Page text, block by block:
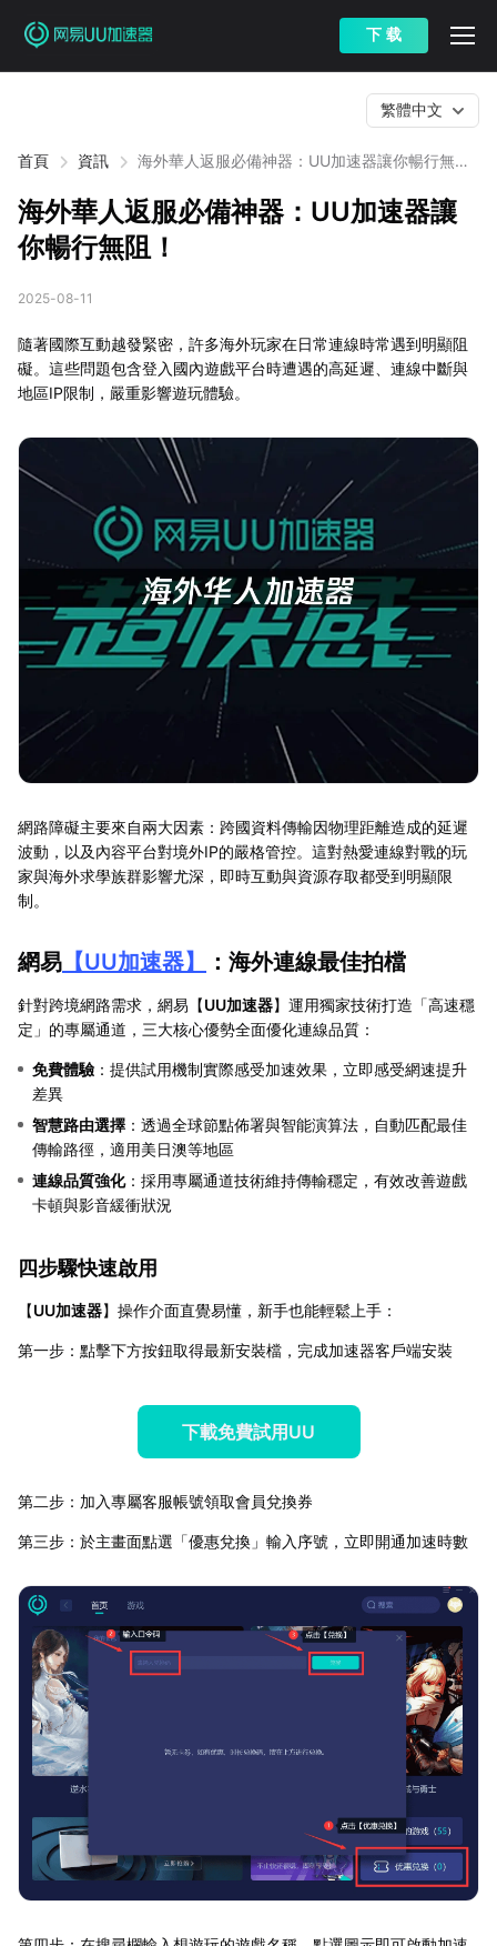
下 载
首頁 資訊
海外華人返服必備神器：UU加速器讓你暢行無
繁體中文
海外華人返服必備神器：UU加速器讓
你暢行無阻！
2025-08-11
隨著國際互動越發緊密，許多海外玩家在日常連線時常遇到明顯阻
礙。這些問題包含登入國內遊戲平台時遭遇的高延遲、連線中斷與
地區IP限制，嚴重影響遊玩體驗。
網路障礙主要來自兩大因素：跨國資料傳輸因物理距離造成的延遲
波動，以及內容平台對境外IP的嚴格管控。這對熱愛連線對戰的玩
家與海外求學族群影響尤深，即時互動與資源存取都受到明顯限
制。
網易 【UU加速器】 ：海外連線最佳拍檔
針對跨境網路需求，網易【UU加速器】運用獨家技術打造「高速穩
定」的專屬通道，三大核心優勢全面優化連線品質：
免費體驗 ：提供試用機制實際感受加速效果，立即感受網速提升
差異
智慧路由選擇 ：透過全球節點佈署與智能演算法，自動匹配最佳
傳輸路徑，適用美日澳等地區
連線品質強化：採用專屬通道技術維持傳輸穩定，有效改善遊戲
卡頓與影音緩衝狀況
四步驟快速啟用
【UU加速器】操作介面直覺易懂，新手也能輕鬆上手：
第一步：點擊下方按鈕取得最新安裝檔，完成加速器客戶端安裝
下載免費試用UU
第二步：加入專屬客服帳號領取會員兌換券
第三步：於主畫面點選「優惠兌換」輸入序號，立即開通加速時數